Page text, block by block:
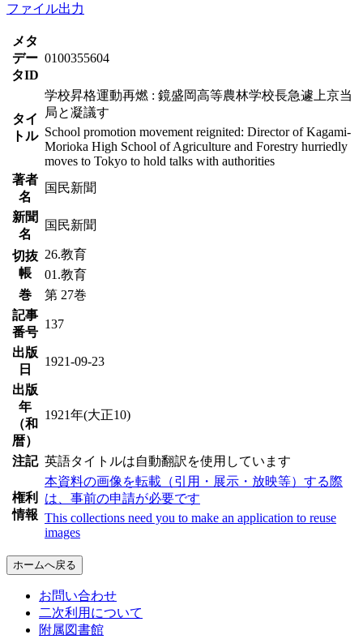
ファイル出力
メタ
デー
タID
0100355604
タイ
トル
学校昇格運動再燃 : 鏡盛岡高等農林学校長急遽上京当
局と凝議す
School promotion movement reignited: Director of Kagami-
Morioka High School of Agriculture and Forestry hurriedly
moves to Tokyo to hold talks with authorities
著者
名
国民新聞
新聞
名
国民新聞
切抜
帳
26.教育
01.教育
巻
第 27巻
記事
番号
137
出版
日
1921-09-23
出版
年
（和
暦）
1921年(大正10)
注記 英語タイトルは自動翻訳を使用しています
権利
情報
本資料の画像を転載（引用・展示・放映等）する際
は、事前の申請が必要です
This collections need you to make an application to reuse
images
ホームへ戻る
お問い合わせ
二次利用について
附属図書館